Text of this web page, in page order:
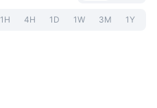
1H 4H 1D 1W 3M 1Y